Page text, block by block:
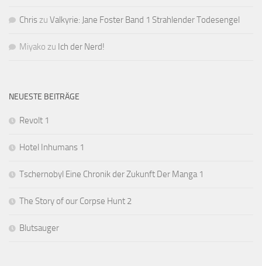
Chriszu Valkyrie: Jane Foster Band 1 Strahlender Todesengel
Miyako zu Ich der Nerd!
NEUESTE BEITRÄGE
Revolt 1
Hotel Inhumans 1
Tschernobyl Eine Chronik der Zukunft Der Manga 1
The Story of our Corpse Hunt 2
Blutsauger